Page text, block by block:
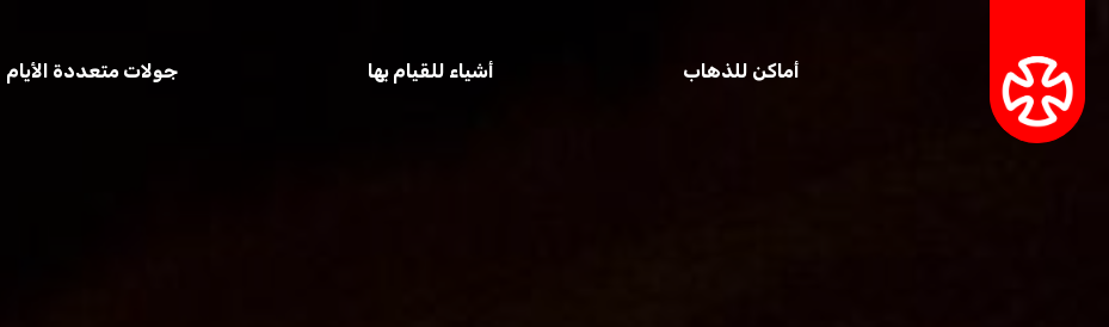
أماكن للذهاب أشياء للقيام بها جولات متعددة الأيام